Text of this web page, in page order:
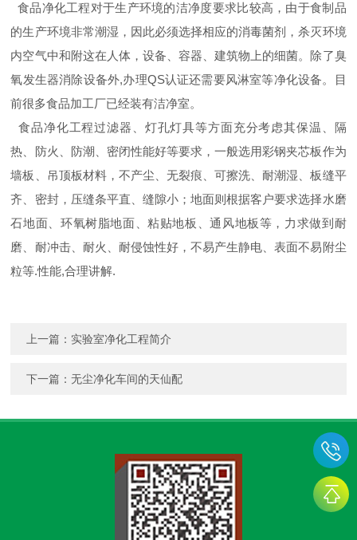
食品净化工程对于生产环境的洁净度要求比较高，由于食制品
的生产环境非常潮湿，因此必须选择相应的消毒菌剂，杀灭环境
内空气中和附这在人体，设备、容器、建筑物上的细菌。除了臭
氧发生器消除设备外,办理QS认证还需要风淋室等净化设备。目
前很多食品加工厂已经装有洁净室。
食品净化工程过滤器、灯孔灯具等方面充分考虑其保温、隔
热、防火、防潮、密闭性能好等要求，一般选用彩钢夹芯板作为
墙板、吊顶板材料，不产尘、无裂痕、可擦洗、耐潮湿、板缝平
齐、密封，压缝条平直、缝隙小；地面则根据客户要求选择水磨
石地面、环氧树脂地面、粘贴地板、通风地板等，力求做到耐
磨、耐冲击、耐火、耐侵蚀性好，不易产生静电、表面不易附尘
粒等.性能,合理讲解.
上一篇： 实验室净化工程简介
下一篇：无尘净化车间的天仙配